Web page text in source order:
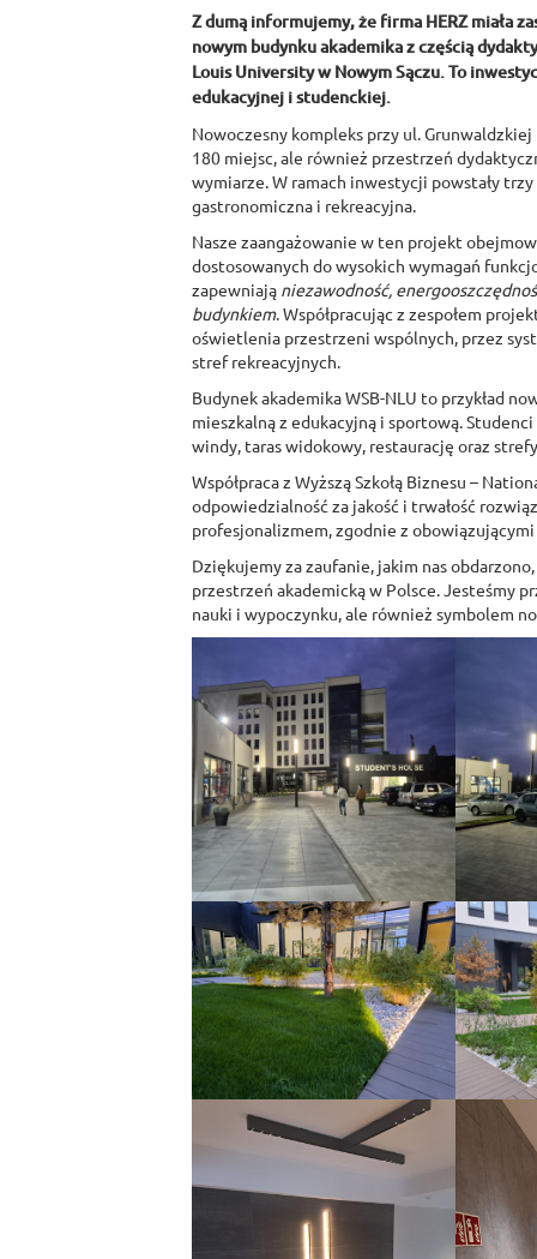
Z dumą informujemy, że firma HERZ miała
nowym budynku akademika z częścią
Louis University w Nowym Sączu. To
edukacyjnej i studenckiej.
Nowoczesny kompleks przy ul.
180 miejsc, ale również przestrzeń
wymiarze. W ramach inwestycji powstały
gastronomiczna i rekreacyjna.
Nasze zaangażowanie w ten projekt
dostosowanych do wysokich wymagań
zapewniają niezawodność,
budynkiem. Współpracując z zespołem
oświetlenia przestrzeni wspólnych, przez
stref rekreacyjnych.
Budynek akademika WSB-NLU to przykład
mieszkalną z edukacyjną i sportową.
windy, taras widokowy, restaurację oraz
Współpraca z Wyższą Szkołą Biznesu –
odpowiedzialność za jakość i trwałość
profesjonalizmem, zgodnie z
Dziękujemy za zaufanie, jakim nas
przestrzeń akademicką w Polsce. Jesteśmy
nauki i wypoczynku, ale również symbolem